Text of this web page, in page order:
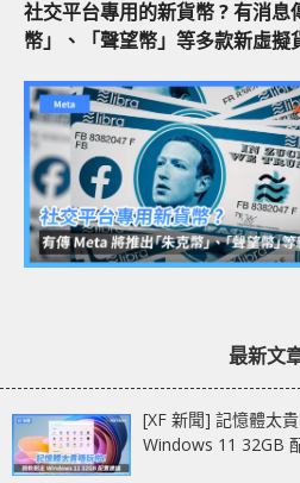
社交平台專用的新貨幣 ? 有消
幣」、「聲望幣」等多款新虛擬
最新文
[XF 新聞] 記憶體太
Windows 11 32GB